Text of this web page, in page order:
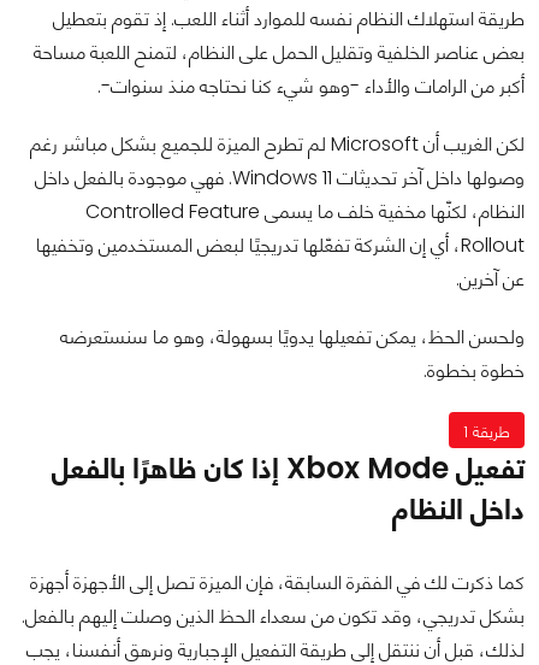
طريقة استهلاك النظام نفسه للموارد أثناء اللعب. إذ تقوم بتعطيل
بعض عناصر الخلفية وتقليل الحمل على النظام، لتمنح اللعبة مساحة
أكبر من الرامات والأداء -وهو شيء كنا نحتاجه منذ سنوات-.
لكن الغريب أن Microsoft لم تطرح الميزة للجميع بشكل مباشر رغم
وصولها داخل آخر تحديثات Windows 11. فهي موجودة بالفعل داخل
النظام، لكنّها مخفية خلف ما يسمى Controlled Feature
Rollout، أي إن الشركة تفعّلها تدريجيًا لبعض المستخدمين وتخفيها
عن آخرين.
ولحسن الحظ، يمكن تفعيلها يدويًا بسهولة، وهو ما سنستعرضه
خطوة بخطوة.
طريقة 1
تفعيل Xbox Mode إذا كان ظاهرًا بالفعل
داخل النظام
كما ذكرت لك في الفقرة السابقة، فإن الميزة تصل إلى الأجهزة أجهزة
بشكل تدريجي، وقد تكون من سعداء الحظ الذين وصلت إليهم بالفعل.
لذلك، قبل أن ننتقل إلى طريقة التفعيل الإجبارية ونرهق أنفسنا، يجب